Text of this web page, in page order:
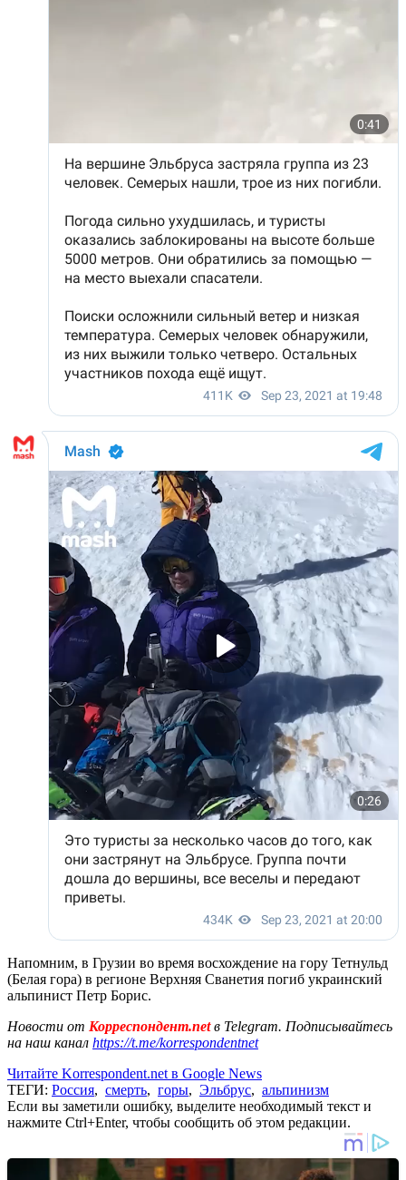
Напомним, в Грузии во время восхождение на гору Тетнульд
(Белая гора) в регионе Верхняя Сванетия погиб украинский
альпинист Петр Борис.
Новости от Корреспондент.netв Telegram. Подписывайтесь
на наш канал https://t.me/korrespondentnet
Читайте Korrespondent.net в Google News
ТЕГИ: Россия, смерть, горы, Эльбрус, альпинизм
Если вы заметили ошибку, выделите необходимый текст и
нажмите Ctrl+Enter, чтобы сообщить об этом редакции.